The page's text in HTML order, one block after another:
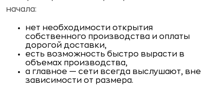
начала:
нет необходимости открытия
собственного производства и оплаты
дорогой доставки,
есть возможность быстро вырасти в
объемах производства,
а главное — сети всегда выслушают, вне
зависимости от размера.